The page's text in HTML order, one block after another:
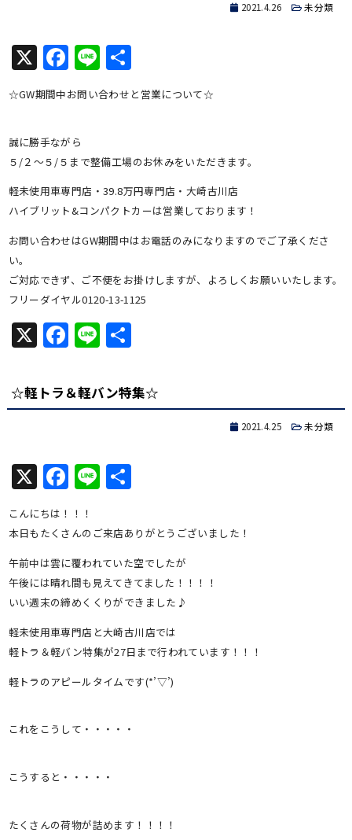
2021.4.26 未分類
X Facebook
Line共
有
☆GW期間中お問い合わせと営業について☆
誠に勝手ながら
５/２～５/５まで整備工場のお休みをいただきます。
軽未使用車専門店・39.8万円専門店・大崎古川店
ハイブリット&コンパクトカーは営業しております！
お問い合わせはGW期間中はお電話のみになりますのでご了承くださ
い。
ご対応できず、ご不便をお掛けしますが、よろしくお願いいたします。
フリーダイヤル0120-13-1125
X Facebook
Line共
☆軽トラ＆軽バン特集☆
2021.4.25 未分類
X Facebook
Line共
こんにちは！！！
本日もたくさんのご来店ありがとうございました！
午前中は雲に覆われていた空でしたが
午後には晴れ間も見えてきてました！！！！
いい週末の締めくくりができました♪
軽未使用車専門店と大崎古川店では
軽トラ＆軽バン特集が27日まで行われています！！！
軽トラのアピールタイムです(*’▽’)
これをこうして・・・・・
こうすると・・・・・
たくさんの荷物が詰めます！！！！